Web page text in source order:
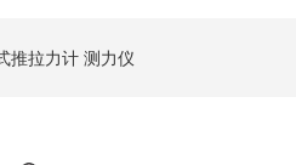
推拉力计 测力仪